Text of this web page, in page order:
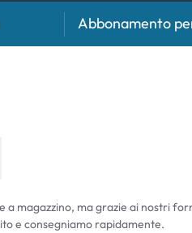
Abbonamento
a magazzino, ma grazie ai nostri
e consegniamo rapidamente.